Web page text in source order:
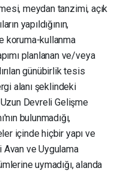
meydan tanzimi, açık
yapıldığının,
koruma-kullanma
planlanan ve/veya
günübirlik tesis
alanı şeklindeki
Uzun Devreli Gelişme
bulunmadığı,
içinde hiçbir yapı ve
Avan ve Uygulama
uymadığı, alanda